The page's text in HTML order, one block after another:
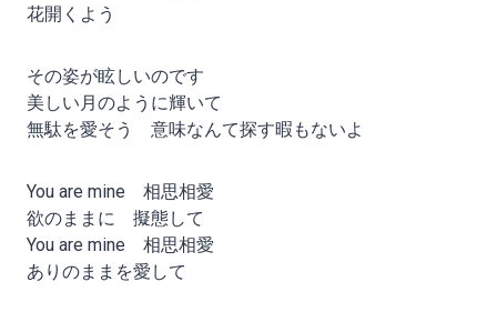
花開くよう
その姿が眩しいのです
美しい月のように輝いて
無駄を愛そう 意味なんて探す暇もないよ
You are mine 相思相愛
欲のままに 擬態して
You are mine 相思相愛
ありのままを愛して